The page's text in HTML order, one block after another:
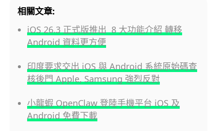
相關文章:
iOS 26.3 正式版推出 8 大功能介紹 轉移
Android 資料更方便
印度要求交出 iOS 與 Android 系統原始碼查
核後門 Apple, Samsung 強烈反對
小龍蝦 OpenClaw 登陸手機平台 iOS 及
Android 免費下載